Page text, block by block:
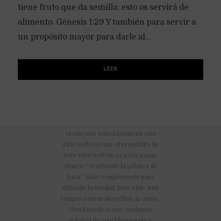
tiene fruto que da semilla; esto os servirá de
alimento. Génesis 1:29 Y también para servir a
un propósito mayor para darle al...
LEER
vendo mis enseñanzas en este
sitio web por que el propósito de
este sitio web no es para ganar
dinero “vendiendo la palabra de
Dios”, sino simplemente para
difundir la verdad. Este sitio web
tampoco tiene derechos de autor.
Usted puede tomar cualquier